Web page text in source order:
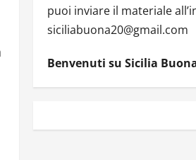
puoi inviare il materiale
siciliabuona20@gmail.com
Benvenuti su Sicilia